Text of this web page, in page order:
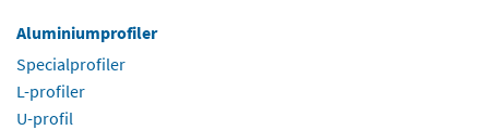
Aluminiumprofiler
Specialprofiler
L-profiler
U-profil